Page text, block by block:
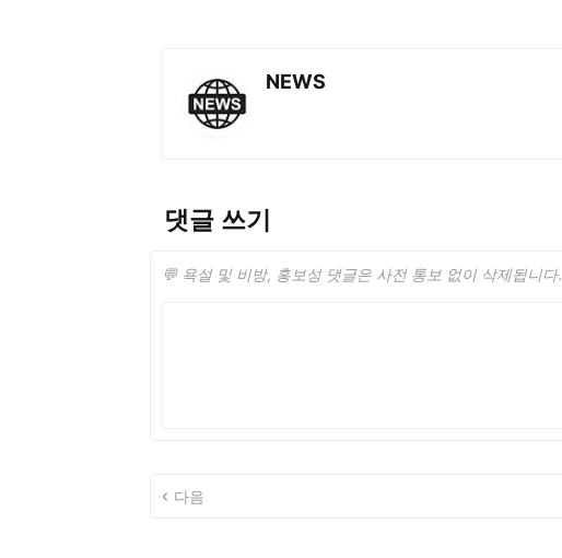
NEWS
댓글 쓰기
💬 욕설 및 비방, 홍보성 댓글은 사전 통보 없이 삭제됩니다.
다음